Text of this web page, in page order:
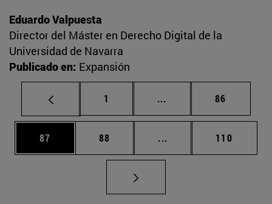
Eduardo Valpuesta
Director del Máster en Derecho Digital de la
Universidad de Navarra
Publicado en: Expansión
Página
1 ... Páginas intermedias
Página
86
Página
87 Página
88 ... Páginas intermedias
Página
110